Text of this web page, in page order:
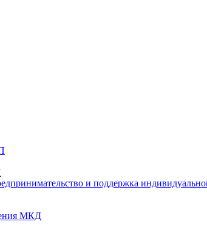
и поддержка
МКД